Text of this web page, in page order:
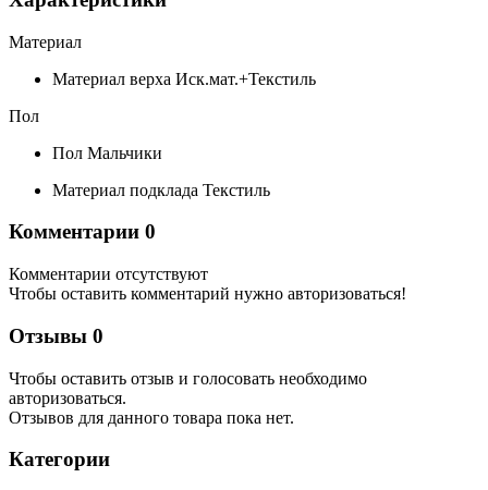
Материал
Материал верха Иск.мат.+Текстиль
Пол
Пол Мальчики
Материал подклада Текстиль
Комментарии 0
Комментарии отсутствуют
Чтобы оставить комментарий нужно авторизоваться!
Отзывы 0
Чтобы оcтавить отзыв и голосовать необходимо
авторизоваться.
Отзывов для данного товара пока нет.
Категории